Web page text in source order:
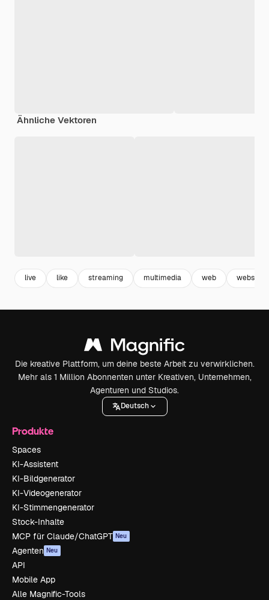
Ähnliche Vektoren
live like streaming multimedia web webseite
Die kreative Plattform, um deine beste Arbeit zu verwirklichen.
Mehr als 1 Million Abonnenten unter Kreativen, Unternehmen,
Agenturen und Studios.
Deutsch
Produkte
Spaces
KI-Assistent
KI-Bildgenerator
KI-Videogenerator
KI-Stimmengenerator
Stock-Inhalte
MCP für Claude/ChatGPT Neu
Agenten Neu
API
Mobile App
Alle Magnific-Tools